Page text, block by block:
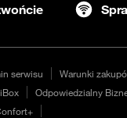
serwisu Warunki
Odpowiedzialny